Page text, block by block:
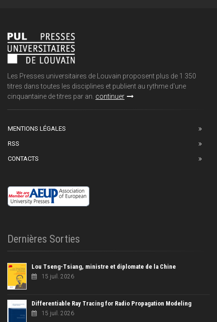
Les Presses universitaires de Louvain proposent plus de 1 350
titres dans toutes les disciplines et publient au rythme d'une
cinquantaine de titres par an. continuer
MENTIONS LÉGALES
RSS
CONTACTS
Dernières Sorties
Lou Tseng-Tsiang, ministre et diplomate de la Chine
15 juil. 2026
Differentiable Ray Tracing for Radio Propagation Modeling
15 juil. 2026